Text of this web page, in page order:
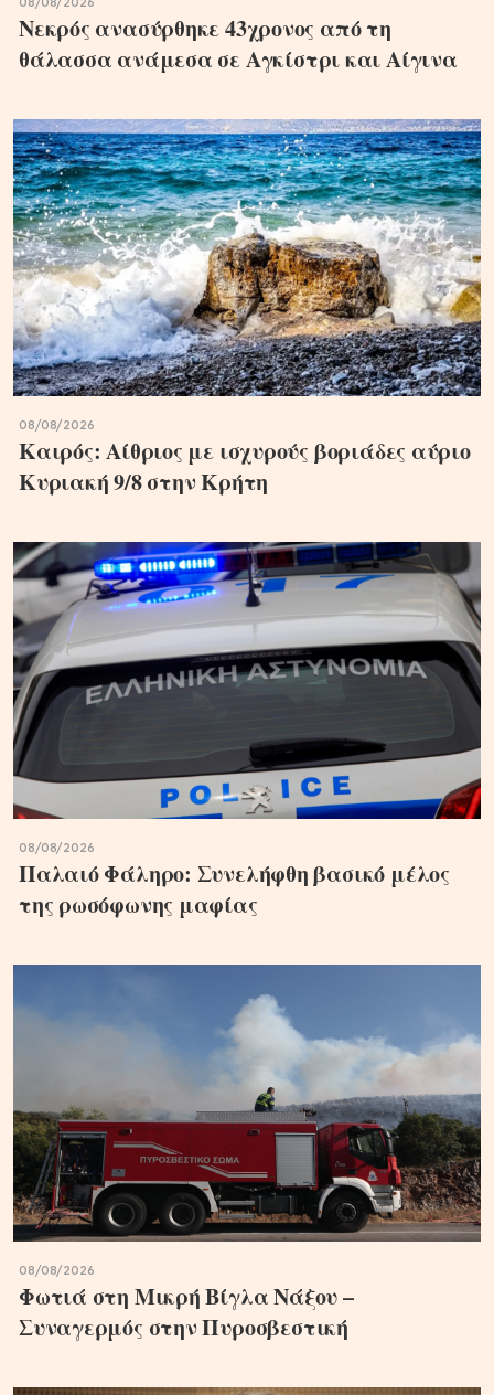
08/08/2026
Νεκρός ανασύρθηκε 43χρονος από τη
θάλασσα ανάμεσα σε Αγκίστρι και Αίγινα
08/08/2026
Καιρός: Αίθριος με ισχυρούς βοριάδες αύριο
Κυριακή 9/8 στην Κρήτη
08/08/2026
Παλαιό Φάληρο: Συνελήφθη βασικό μέλος
της ρωσόφωνης μαφίας
08/08/2026
Φωτιά στη Μικρή Βίγλα Νάξου –
Συναγερμός στην Πυροσβεστική